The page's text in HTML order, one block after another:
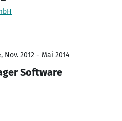
Nov. 2012 - Mai 2014
Software